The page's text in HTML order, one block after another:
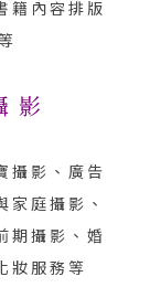
籍內容排版
影
攝影、廣告
家庭攝影、
期攝影、婚
妝服務等